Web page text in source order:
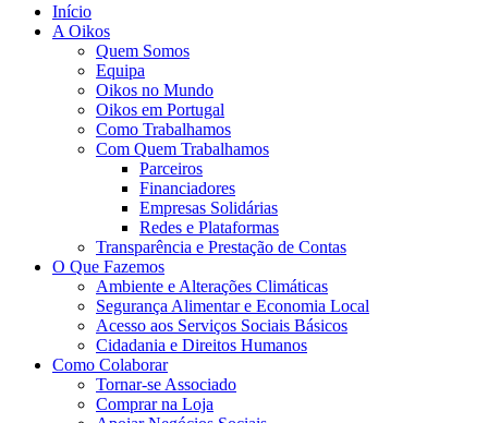
Início
A Oikos
Quem Somos
Equipa
Oikos no Mundo
Oikos em Portugal
Como Trabalhamos
Com Quem Trabalhamos
Parceiros
Financiadores
Empresas Solidárias
Redes e Plataformas
Transparência e Prestação de Contas
O Que Fazemos
Ambiente e Alterações Climáticas
Segurança Alimentar e Economia Local
Acesso aos Serviços Sociais Básicos
Cidadania e Direitos Humanos
Como Colaborar
Tornar-se Associado
Comprar na Loja